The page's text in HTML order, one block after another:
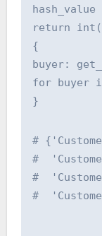
return
{
buyer:
for buyer
}
#
#
#
#